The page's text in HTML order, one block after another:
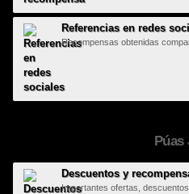
Referencias en redes
Recompensas obtenidas
Descuentos y
Importantes ofertas,